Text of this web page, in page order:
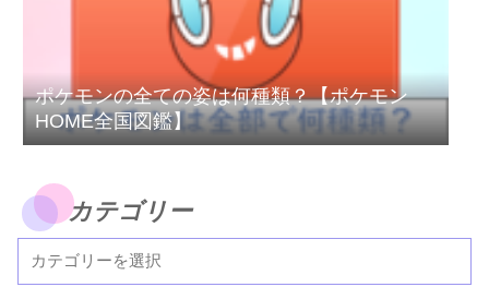
ポケモンの全ての姿は何種類？【ポケモン
HOME全国図鑑】
カテゴリー